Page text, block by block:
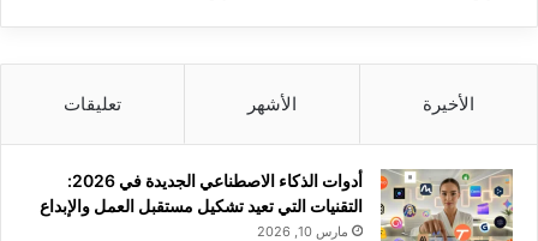
الأخيرة الأشهر تعليقات
أدوات الذكاء الاصطناعي الجديدة في 2026:
التقنيات التي تعيد تشكيل مستقبل العمل والإبداع
مارس 10, 2026